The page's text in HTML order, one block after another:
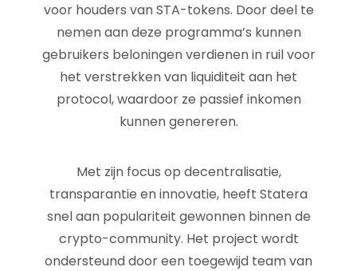
voor houders van STA-tokens. Door deel te
nemen aan deze programma’s kunnen
gebruikers beloningen verdienen in ruil voor
het verstrekken van liquiditeit aan het
protocol, waardoor ze passief inkomen
kunnen genereren.
Met zijn focus op decentralisatie,
transparantie en innovatie, heeft Statera
snel aan populariteit gewonnen binnen de
crypto-community. Het project wordt
ondersteund door een toegewijd team van